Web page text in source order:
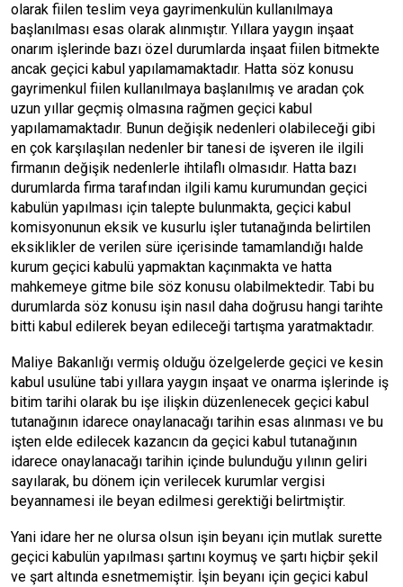
olarak fiilen teslim veya gayrimenkulün kullanılmaya
başlanılması esas olarak alınmıştır. Yıllara yaygın inşaat
onarım işlerinde bazı özel durumlarda inşaat fiilen bitmekte
ancak geçici kabul yapılamamaktadır. Hatta söz konusu
gayrimenkul fiilen kullanılmaya başlanılmış ve aradan çok
uzun yıllar geçmiş olmasına rağmen geçici kabul
yapılamamaktadır. Bunun değişik nedenleri olabileceği gibi
en çok karşılaşılan nedenler bir tanesi de işveren ile ilgili
firmanın değişik nedenlerle ihtilaflı olmasıdır. Hatta bazı
durumlarda firma tarafından ilgili kamu kurumundan geçici
kabulün yapılması için talepte bulunmakta, geçici kabul
komisyonunun eksik ve kusurlu işler tutanağında belirtilen
eksiklikler de verilen süre içerisinde tamamlandığı halde
kurum geçici kabulü yapmaktan kaçınmakta ve hatta
mahkemeye gitme bile söz konusu olabilmektedir. Tabi bu
durumlarda söz konusu işin nasıl daha doğrusu hangi tarihte
bitti kabul edilerek beyan edileceği tartışma yaratmaktadır.
Maliye Bakanlığı vermiş olduğu özelgelerde geçici ve kesin
kabul usulüne tabi yıllara yaygın inşaat ve onarma işlerinde iş
bitim tarihi olarak bu işe ilişkin düzenlenecek geçici kabul
tutanağının idarece onaylanacağı tarihin esas alınması ve bu
işten elde edilecek kazancın da geçici kabul tutanağının
idarece onaylanacağı tarihin içinde bulunduğu yılının geliri
sayılarak, bu dönem için verilecek kurumlar vergisi
beyannamesi ile beyan edilmesi gerektiği belirtmiştir.
Yani idare her ne olursa olsun işin beyanı için mutlak surette
geçici kabulün yapılması şartını koymuş ve şartı hiçbir şekil
ve şart altında esnetmemiştir. İşin beyanı için geçici kabul